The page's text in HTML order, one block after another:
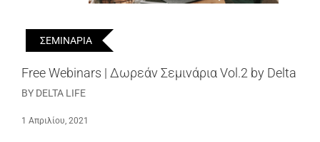
ΣΕΜΙΝΑΡΙΑ
Free Webinars | Δωρεάν Σεμινάρια Vol.2 by Delta
BY DELTA LIFE
1 Απριλίου, 2021